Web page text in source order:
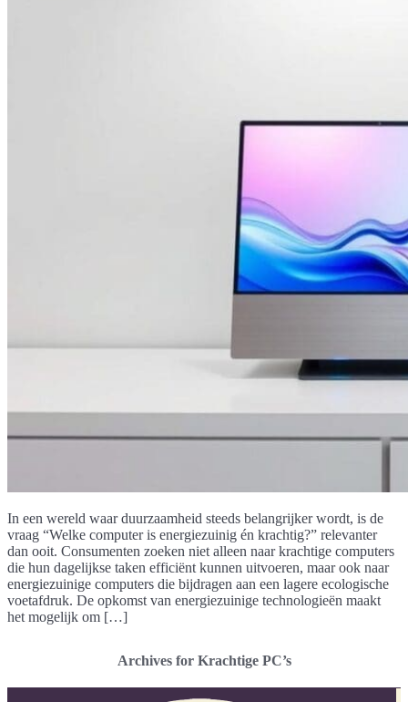
In een wereld waar duurzaamheid steeds belangrijker wordt, is de
vraag “Welke computer is energiezuinig én krachtig?” relevanter
dan ooit. Consumenten zoeken niet alleen naar krachtige computers
die hun dagelijkse taken efficiënt kunnen uitvoeren, maar ook naar
energiezuinige computers die bijdragen aan een lagere ecologische
voetafdruk. De opkomst van energiezuinige technologieën maakt
het mogelijk om […]
Archives for Krachtige PC’s